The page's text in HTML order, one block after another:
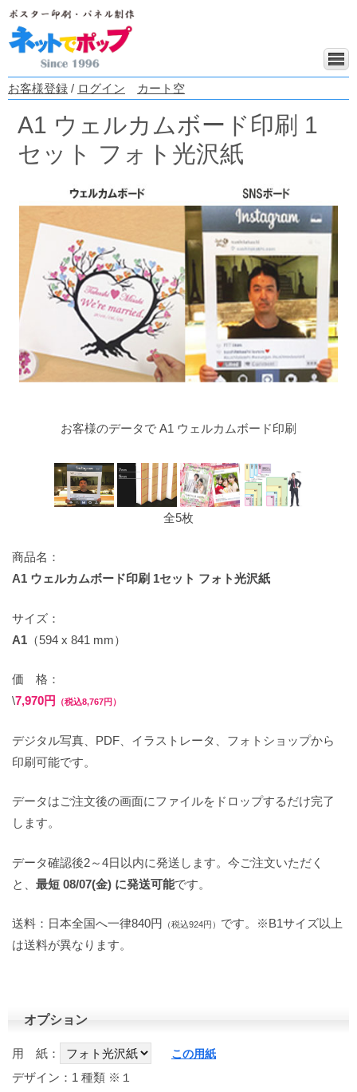
お客様登録 / ログイン カート空
A1 ウェルカムボード印刷 1
セット フォト光沢紙
お客様のデータで A1 ウェルカムボード印刷
全5枚
商品名：
A1 ウェルカムボード印刷 1セット フォト光沢紙
サイズ：
A1 （594 x 841 mm）
価 格：
\7,970円 （税込8,767円）
デジタル写真、PDF、イラストレータ、フォトショップから
印刷可能です。
データはご注文後の画面にファイルをドロップするだけ完了
します。
データ確認後2～4日以内に発送します。今ご注文いただく
と、 最短 08/07(金) に発送可能です。
送料：日本全国へ一律840円 （税込924円） です。※B1サイズ以上
は送料が異なります。
オプション
用 紙： この用紙
デザイン：1 種類 ※１